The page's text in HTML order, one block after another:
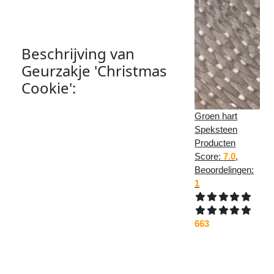
Beschrijving van
Geurzakje 'Christmas
Cookie':
Groen hart
Speksteen
Producten
Score:7.0,
Beoordelingen:
1
663